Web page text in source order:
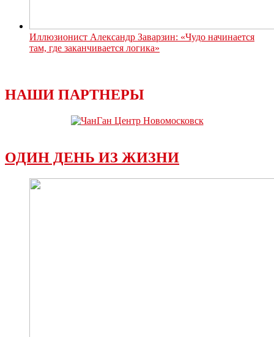
Иллюзионист Александр Заварзин: «Чудо начинается
там, где заканчивается логика»
НАШИ ПАРТНЕРЫ
ОДИН ДЕНЬ ИЗ ЖИЗНИ